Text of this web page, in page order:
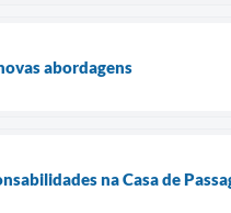
abordagens
na Casa de